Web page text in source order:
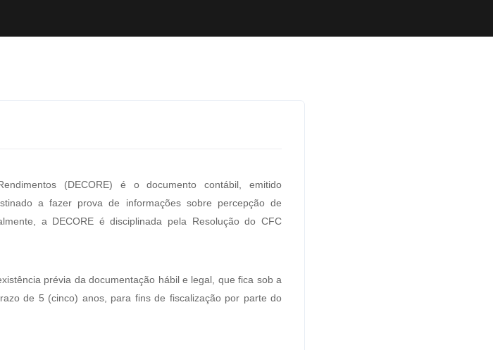
(DECORE) é o documento contábil, emitido
a fazer prova de informações sobre percepção de
a DECORE é disciplinada pela Resolução do CFC
prévia da documentação hábil e legal, que fica sob a
de 5 (cinco) anos, para fins de fiscalização por parte do